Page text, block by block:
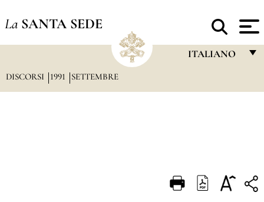
La SANTA SEDE
ITALIANO
DEUTSCH
DISCORSI 1991 SETTEMBRE